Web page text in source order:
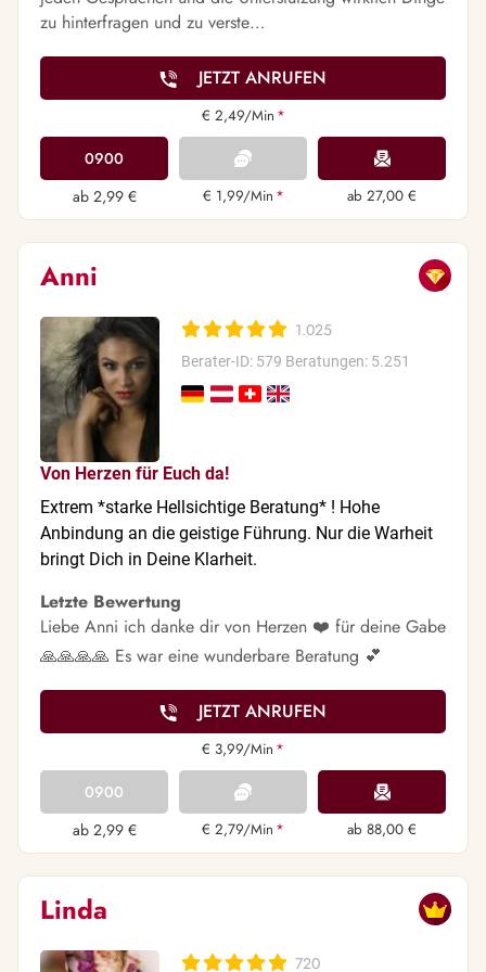
zu hinterfragen und zu verste…
JETZT ANRUFEN
€ 2,49/Min *
0900
ab 2,99 €
€ 1,99/Min * ab 27,00 €
Anni
1.025
Berater-ID: 579 Beratungen: 5.251
Von Herzen für Euch da!
Extrem *starke Hellsichtige Beratung* ! Hohe
Anbindung an die geistige Führung. Nur die Warheit
bringt Dich in Deine Klarheit.
Letzte Bewertung
Liebe Anni ich danke dir von Herzen ❤️ für deine Gabe
🙏🙏🙏🙏 Es war eine wunderbare Beratung 💕
JETZT ANRUFEN
€ 3,99/Min *
0900
ab 2,99 €
€ 2,79/Min * ab 88,00 €
Linda
720